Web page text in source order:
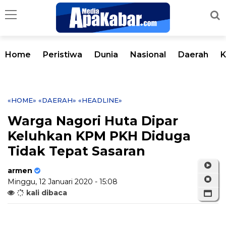
Home Peristiwa Dunia Nasional Daerah
«HOME» «DAERAH» «HEADLINE»
Warga Nagori Huta Dipar
Keluhkan KPM PKH Diduga
Tidak Tepat Sasaran
armen
Minggu, 12 Januari 2020 - 15:08
kali dibaca